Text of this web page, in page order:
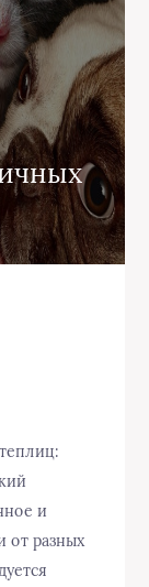
и
от разных